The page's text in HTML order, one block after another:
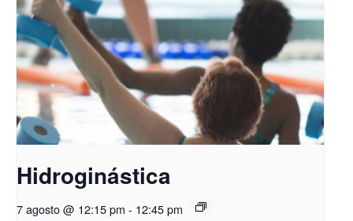
Hidroginástica
7 agosto @ 12:15 pm - 12:45 pm